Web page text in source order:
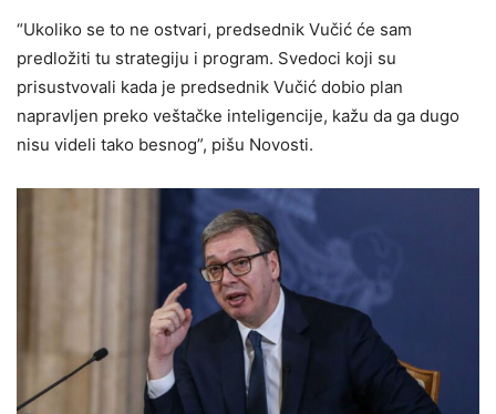
“Ukoliko se to ne ostvari, predsednik Vučić će sam
predložiti tu strategiju i program. Svedoci koji su
prisustvovali kada je predsednik Vučić dobio plan
napravljen preko veštačke inteligencije, kažu da ga dugo
nisu videli tako besnog”, pišu Novosti.